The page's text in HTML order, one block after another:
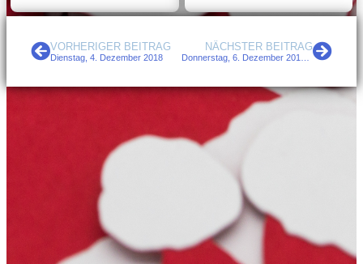
VORHERIGER BEITRAG
Dienstag, 4. Dezember 2018
NÄCHSTER BEITRAG